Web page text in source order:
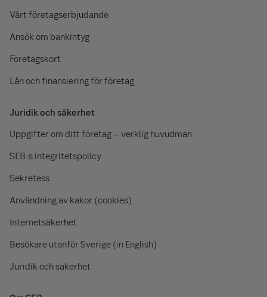
Vårt företagserbjudande
Ansök om bankintyg
Företagskort
Lån och finansiering för företag
Juridik och säkerhet
Uppgifter om ditt företag – verklig huvudman
SEB:s integritetspolicy
Sekretess
Användning av kakor (cookies)
Internetsäkerhet
Besökare utanför Sverige (in English)
Juridik och säkerhet